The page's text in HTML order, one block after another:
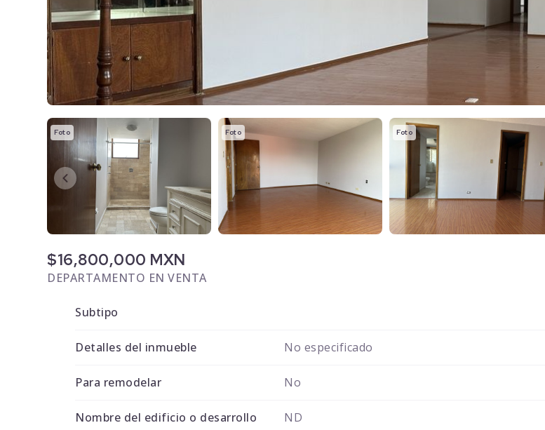
Foto Foto Foto
$16,800,000 MXN
DEPARTAMENTO EN VENTA
Subtipo
Detalles del inmueble No especificado
Para remodelar No
Nombre del edificio o desarrollo ND